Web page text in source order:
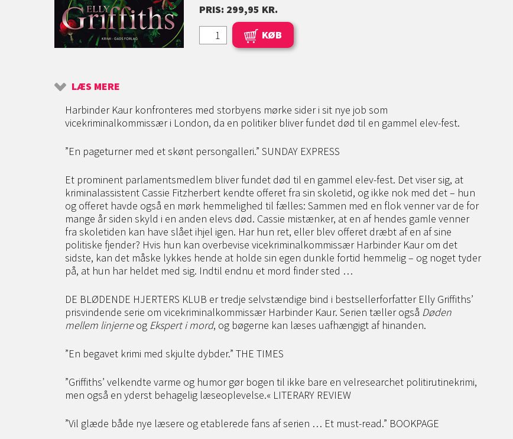
PRIS: 299,95 KR.
KØB
LÆS MERE
Harbinder Kaur konfronteres med storbyens mørke sider i sit nye job som
vicekriminalkommissær i London, da en politiker bliver fundet død til en gammel elev-fest.
”En pageturner med et skønt persongalleri.” SUNDAY EXPRESS
Et prominent parlamentsmedlem bliver fundet død til en gammel elev-fest. Det viser sig, at
kriminalassistent Cassie Fitzherbert kendte offeret fra sin skoletid, og ikke nok med det – hun
og offeret havde også en mørk hemmelighed til fælles: Sammen med en flok venner var de for
mange år siden skyld i en anden elevs død. Cassie mistænker, at en af hendes gamle venner
fra skoletiden kan have slået ihjel igen. Har hun ret, eller blev offeret dræbt af en af sine
politiske fjender? Hvis hun kan overbevise vicekriminalkommissær Harbinder Kaur om det
sidste, kan det måske lykkes hende at holde sin egen dunkle fortid hemmelig – og noget tyder
på, at hun har heldet med sig. Indtil endnu et mord finder sted …
DE BLØDENDE HJERTERS KLUB er tredje selvstændige bind i bestsellerforfatter Elly Griffiths’
prisvindende serie om vicekriminalkommissær Harbinder Kaur. Serien tæller også Døden
mellem linjerneog Ekspert i mord, og bøgerne kan læses uafhængigt af hinanden.
”En begavet krimi med skjulte dybder.” THE TIMES
”Griffiths’ velkendte varme og humor gør bogen til ikke bare en velresearchet politirutinekrimi,
men også en yderst behagelig læseoplevelse.« LITERARY REVIEW
”Vil glæde både nye læsere og etablerede fans af serien … Et must-read.” BOOKPAGE